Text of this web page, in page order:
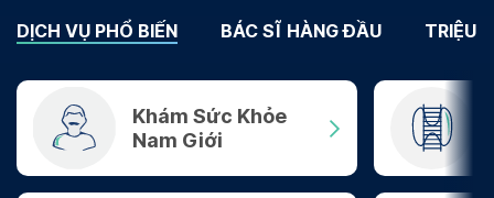
DỊCH VỤ PHỔ BIẾN BÁC SĨ HÀNG ĐẦU TRIỆU
Khám Sức Khỏe
Nam Giới